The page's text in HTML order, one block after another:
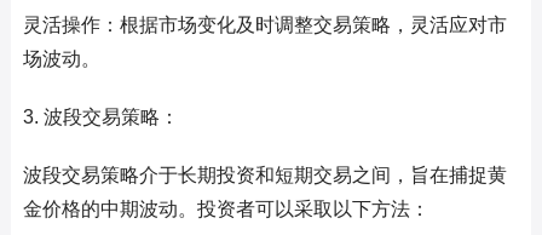
灵活操作：根据市场变化及时调整交易策略，灵活应对市
场波动。
3. 波段交易策略：
波段交易策略介于长期投资和短期交易之间，旨在捕捉黄
金价格的中期波动。投资者可以采取以下方法：